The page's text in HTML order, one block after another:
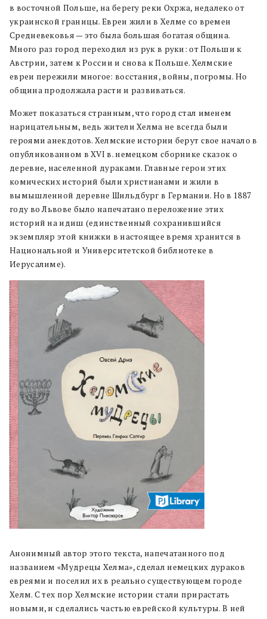
в восточной Польше, на берегу реки Охржа, недалеко от
украинской границы. Евреи жили в Хелме со времен
Средневековья — это была большая богатая община.
Много раз город переходил из рук в руки: от Польши к
Австрии, затем к России и снова к Польше. Хелмские
евреи пережили многое: восстания, войны, погромы. Но
община продолжала расти и развиваться.
Может показаться странным, что город стал именем
нарицательным, ведь жители Хелма не всегда были
героями анекдотов. Хелмские истории берут свое начало в
опубликованном в XVI в. немецком сборнике сказок о
деревне, населенной дураками. Главные герои этих
комических историй были христианами и жили в
вымышленной деревне Шильдбург в Германии. Но в 1887
году во Львове было напечатано переложение этих
историй на идиш (единственный сохранившийся
экземпляр этой книжки в настоящее время хранится в
Национальной и Университетской библиотеке в
Иерусалиме).
Анонимный автор этого текста, напечатанного под
названием «Мудрецы Хелма», сделал немецких дураков
евреями и поселил их в реально существующем городе
Хелм. С тех пор Хелмские истории стали прирастать
новыми, и сделались частью еврейской культуры. В ней